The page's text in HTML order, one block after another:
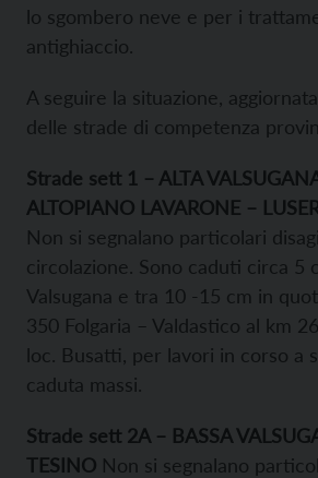
lo sgombero neve e per i
antighiaccio.
A seguire la situazione,
delle strade di competenza
Strade sett 1 – ALTA
ALTOPIANO LAVARONE –
Non si segnalano particolari
circolazione. Sono caduti circa 5
Valsugana e tra 10 -15 cm in
350 Folgaria – Valdastico al km
loc. Busatti, per lavori in corso a
caduta massi.
Strade sett 2A – BASSA
TESINO Non si segnalano